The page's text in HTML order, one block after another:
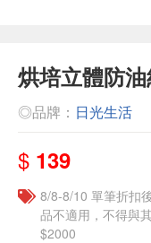
烘培立體防
◎品牌： 日光生活
$ 139
8/8-8/10 單筆折扣
品不適用，不得與
$2000